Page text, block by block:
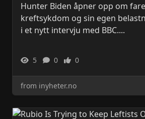
Hunter Biden åpner opp om
kreftsykdom og sin egen
i et nytt intervju med BBC....
5 0 0
from inyheter.no